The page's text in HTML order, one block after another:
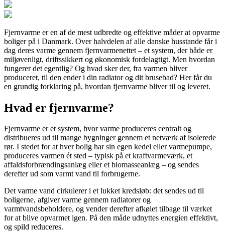
Fjernvarme er en af de mest udbredte og effektive måder at opvarme
boliger på i Danmark. Over halvdelen af alle danske husstande får i
dag deres varme gennem fjernvarmenettet – et system, der både er
miljøvenligt, driftssikkert og økonomisk fordelagtigt. Men hvordan
fungerer det egentlig? Og hvad sker der, fra varmen bliver
produceret, til den ender i din radiator og dit brusebad? Her får du
en grundig forklaring på, hvordan fjernvarme bliver til og leveret.
Hvad er fjernvarme?
Fjernvarme er et system, hvor varme produceres centralt og
distribueres ud til mange bygninger gennem et netværk af isolerede
rør. I stedet for at hver bolig har sin egen kedel eller varmepumpe,
produceres varmen ét sted – typisk på et kraftvarmeværk, et
affaldsforbrændingsanlæg eller et biomasseanlæg – og sendes
derefter ud som varmt vand til forbrugerne.
Det varme vand cirkulerer i et lukket kredsløb: det sendes ud til
boligerne, afgiver varme gennem radiatorer og
varmtvandsbeholdere, og vender derefter afkølet tilbage til værket
for at blive opvarmet igen. På den måde udnyttes energien effektivt,
og spild reduceres.